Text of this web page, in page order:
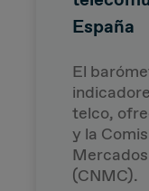
España
El
telco,
y la
(CNMC).